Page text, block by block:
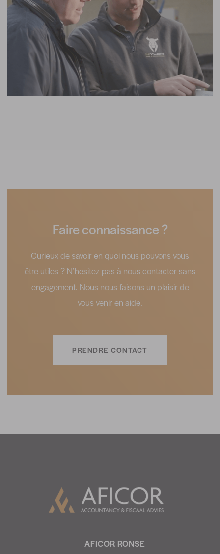
Faire connaissance ?
Curieux de savoir en quoi nous pouvons vous
être utiles ? N’hésitez pas à nous contacter sans
engagement. Nous nous faisons un plaisir de
vous venir en aide.
PRENDRE CONTACT
AFICOR RONSE